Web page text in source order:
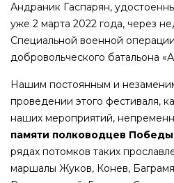
Андраник Гаспарян,
уже 2 марта 2022 года, через
Специальной военной
добровольческого батальона
Нашим постоянным и
проведении этого фестиваля,
наших мероприятий,
памяти полководцев Победы
рядах потомков таких
маршалы Жуков, Конев,